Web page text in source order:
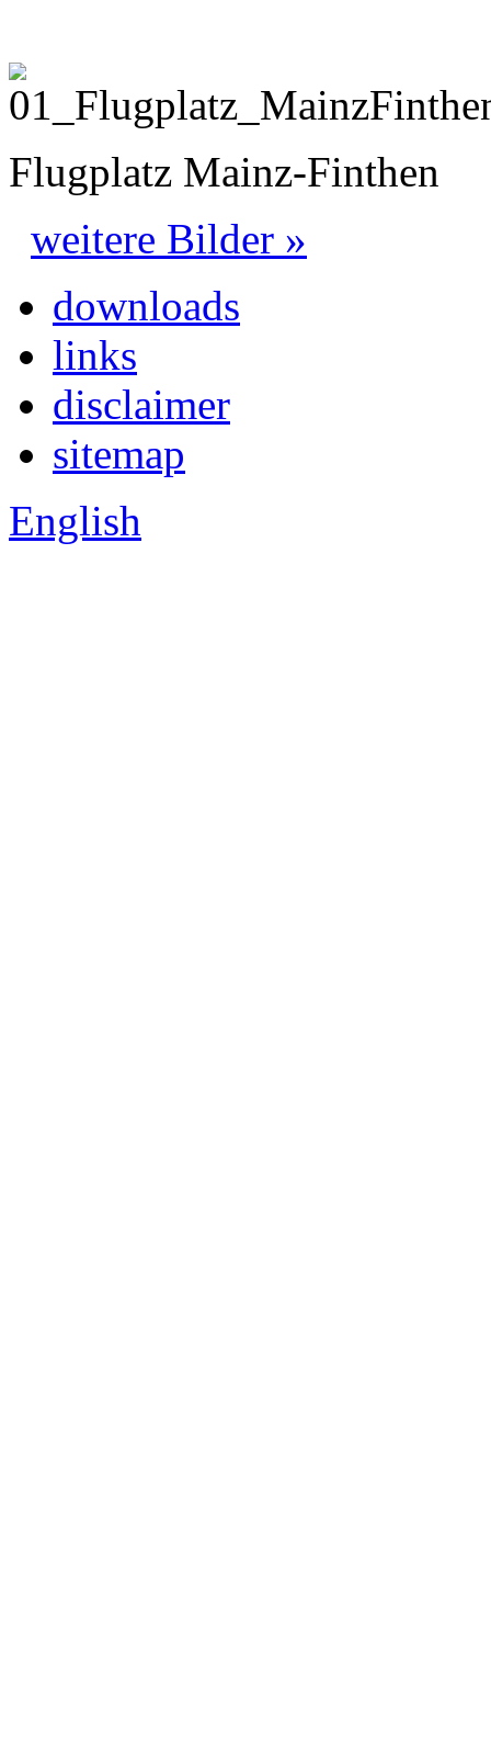
Flugplatz Mainz-Finthen
weitere Bilder »
downloads
links
disclaimer
sitemap
English